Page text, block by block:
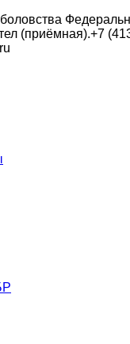
(приёмная).+7